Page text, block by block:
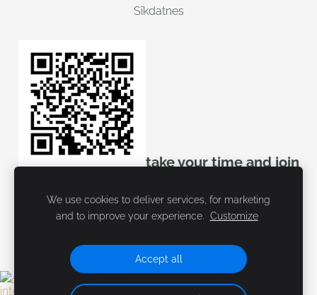
Sīkdatnes
take your time and join
We use cookies to deliver services, for marketing
and to improve your experience.
Customize
Accept all